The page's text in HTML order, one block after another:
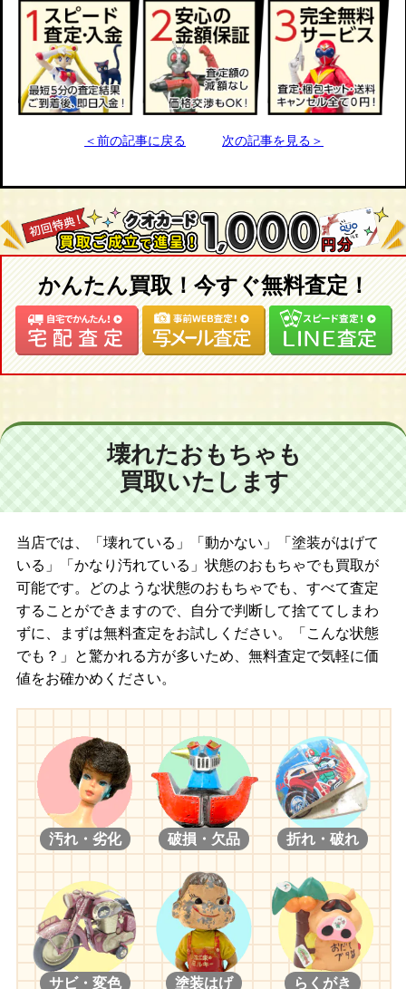
＜前の記事に戻る 次の記事を見る＞
かんたん買取！今すぐ無料査定！
壊れたおもちゃも
買取いたします
当店では、「壊れている」「動かない」「塗装がはげて
いる」「かなり汚れている」状態のおもちゃでも買取が
可能です。どのような状態のおもちゃでも、すべて査定
することができますので、自分で判断して捨ててしまわ
ずに、まずは無料査定をお試しください。「こんな状態
でも？」と驚かれる方が多いため、無料査定で気軽に価
値をお確かめください。
汚れ・劣化 破損・欠品 折れ・破れ
サビ・変色 塗装はげ らくがき